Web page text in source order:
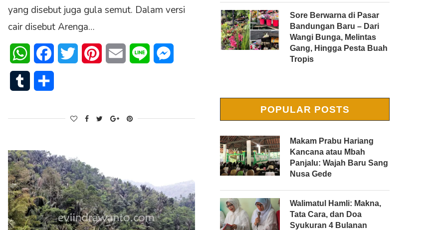
yang disebut juga gula semut. Dalam versi
cair disebut Arenga…
WhatsAppFacebookTwitter PinterestEmail Line
Tumblr
Sore Berwarna di Pasar
Bandungan Baru – Dari
Wangi Bunga, Melintas
Gang, Hingga Pesta Buah
Tropis
POPULAR POSTS
Makam Prabu Hariang
Kancana atau Mbah
Panjalu: Wajah Baru Sang
Nusa Gede
Walimatul Hamli: Makna,
Tata Cara, dan Doa
Syukuran 4 Bulanan